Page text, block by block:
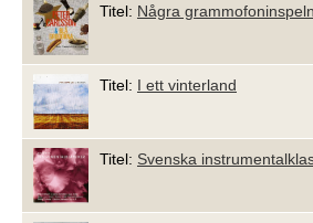
Titel: Några
Titel: I ett vinterland
Titel: Svenska